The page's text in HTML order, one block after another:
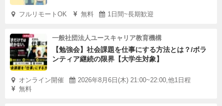
フルリモートOK 無料 1日間~長期歓迎
一般社団法人ユースキャリア教育機構
【勉強会】社会課題を仕事にする方法とは？/ボラ
ンティア継続の限界【大学生対象】
オンライン開催
2026年8月6日(木) 21:00~22:00,他1日程
無料